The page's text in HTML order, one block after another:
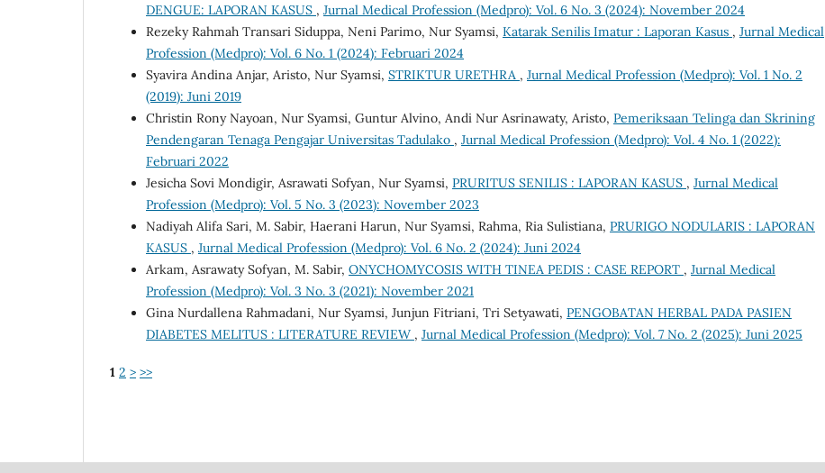
DENGUE: LAPORAN KASUS , Jurnal Medical Profession (Medpro): Vol. 6 No. 3 (2024): November 2024
Rezeky Rahmah Transari Siduppa, Neni Parimo, Nur Syamsi, Katarak Senilis Imatur : Laporan Kasus , Jurnal Medical
Profession (Medpro): Vol. 6 No. 1 (2024): Februari 2024
Syavira Andina Anjar, Aristo, Nur Syamsi, STRIKTUR URETHRA , Jurnal Medical Profession (Medpro): Vol. 1 No. 2
(2019): Juni 2019
Christin Rony Nayoan, Nur Syamsi, Guntur Alvino, Andi Nur Asrinawaty, Aristo, Pemeriksaan Telinga dan Skrining
Pendengaran Tenaga Pengajar Universitas Tadulako , Jurnal Medical Profession (Medpro): Vol. 4 No. 1 (2022):
Februari 2022
Jesicha Sovi Mondigir, Asrawati Sofyan, Nur Syamsi, PRURITUS SENILIS : LAPORAN KASUS , Jurnal Medical
Profession (Medpro): Vol. 5 No. 3 (2023): November 2023
Nadiyah Alifa Sari, M. Sabir, Haerani Harun, Nur Syamsi, Rahma, Ria Sulistiana, PRURIGO NODULARIS : LAPORAN
KASUS , Jurnal Medical Profession (Medpro): Vol. 6 No. 2 (2024): Juni 2024
Arkam, Asrawaty Sofyan, M. Sabir, ONYCHOMYCOSIS WITH TINEA PEDIS : CASE REPORT , Jurnal Medical
Profession (Medpro): Vol. 3 No. 3 (2021): November 2021
Gina Nurdallena Rahmadani, Nur Syamsi, Junjun Fitriani, Tri Setyawati, PENGOBATAN HERBAL PADA PASIEN
DIABETES MELITUS : LITERATURE REVIEW , Jurnal Medical Profession (Medpro): Vol. 7 No. 2 (2025): Juni 2025
1 2 > >>